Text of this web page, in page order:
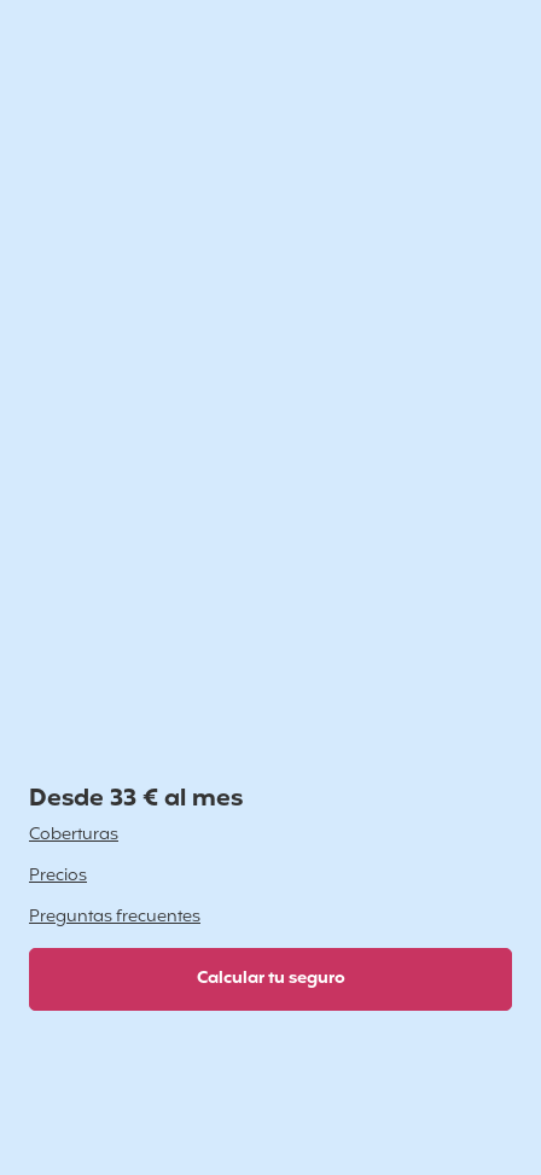
Desde 33 € al mes
Coberturas
Precios
Preguntas frecuentes
Calcular tu seguro